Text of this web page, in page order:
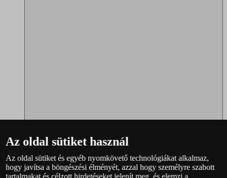
Philips Hue – teljes választék
Immax NEO - teljes választék
Az oldal sütiket használ
Az oldal sütiket és egyéb nyomkövető technológiákat alkalmaz,
hogy javítsa a böngészési élményét, azzal hogy személyre szabott
tartalmakat és célzott hirdetéseket jelenít meg, és elemzi a